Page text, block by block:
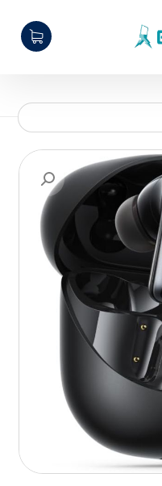
تكبير الصورة